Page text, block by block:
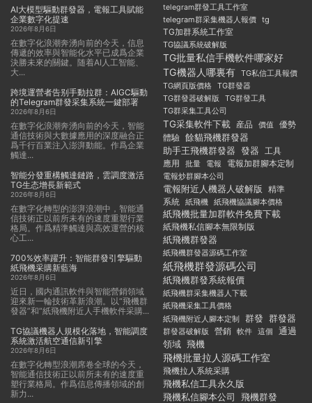
AI大模型驅動群發器，電報工具賦能
企業數字化提速
2026年8月6日
在數字化浪潮奔湧向前的今天，信息
傳遞的效率與智能化水平已成爲企業
決勝未來的關鍵。随着AI人工智能、
大...
跨境運營者告别手動拉群：AIGC驅動
的Telegram群發采集系統一鍵部署
2026年8月6日
在數字化浪潮奔湧向前的今天，智能
通信技術與大數據應用的深度融合正
爲千行百業注入澎湃動能。作爲企業
觸達...
智能分發重構觸達鏈路，雲調度激活
TG生态增長新範式
2026年8月6日
在數字化轉型的澎湃浪潮中，智能通
信技術正以前所未有的速度重塑行業
格局。作爲精準觸達與高效運營的核
心工...
700%效率躍升：智能群發引擎驅動
紙飛機采購新藍海
2026年8月6日
近日，國内通訊軟件與智能營銷領域
迎來新一輪技術革新浪潮。以“飛機群
發器”和“紙飛機附近人手機軟件采購...
TG協議機器人規模化落地，智能調度
系統激活航空通信新引擎
2026年8月6日
在數字化轉型浪潮席卷全球的今天，
智能通信技術正以前所未有的速度重
塑行業格局。作爲信息傳播領域的創
新力...
telegram群發工具工作室
telegram群采集機器人報價 tg
TG加群系統工作室
TG協議系統破解版
TG批量私信手機軟件哪家好
TG機器人哪裏有
TG私信工具報價
TG網頁版價格
TG群發器
TG群發器破解版
TG群發工具
TG群采集工具公司
TG采集軟件下載 産品 價值 優勢
體驗 餘貓飛機群發器
助手王飛機群發器 發器 工具
應用
批量 電報 電報加群腳本定制
電報炒群腳本公司
電報附近人機器人破解版 精準
系統 紙飛機 紙飛機協議腳本價格
紙飛機批量加群軟件免費下載
紙飛機私信腳本無限制版
紙飛機群發器
紙飛機群發器源碼工作室
紙飛機群發源碼公司
紙飛機群發系統報價
紙飛機群采集機器人下載
紙飛機采集工具價格
紙飛機附近人腳本定制
群發 群發器
群發器破解版 營銷 軟件 這個
通過
領域 飛機
飛機批量拉人源碼工作室
飛機拉人系統采購
飛機私信工具永久版
飛機私信腳本公司
飛機群發